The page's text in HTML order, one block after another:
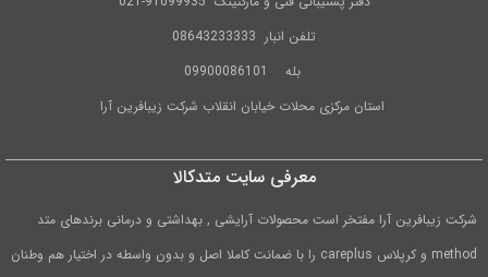
تلفن انبار 08643233333
بله
09900086101
استان مرکزی محلات خیابان انقلاب شرکت زیبافرین آرا
معرفی سایت متدکالا
شرکت زیبافرین آرا مفتخر است محصولات آرایشی , بهداشتی و درمانی برندهای متد
method و کرپلاس careplus را با ضمانت کاملا اصل و بدون واسطه در اختیار هم وطنان